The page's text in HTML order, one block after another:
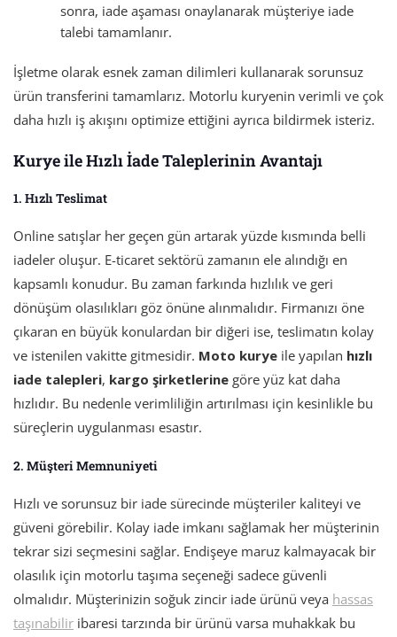
sonra, iade aşaması onaylanarak müşteriye iade
talebi tamamlanır.
İşletme olarak esnek zaman dilimleri kullanarak sorunsuz
ürün transferini tamamlarız. Motorlu kuryenin verimli ve çok
daha hızlı iş akışını optimize ettiğini ayrıca bildirmek isteriz.
Kurye ile Hızlı İade Taleplerinin Avantajı
1. Hızlı Teslimat
Online satışlar her geçen gün artarak yüzde kısmında belli
iadeler oluşur. E-ticaret sektörü zamanın ele alındığı en
kapsamlı konudur. Bu zaman farkında hızlılık ve geri
dönüşüm olasılıkları göz önüne alınmalıdır. Firmanızı öne
çıkaran en büyük konulardan bir diğeri ise, teslimatın kolay
ve istenilen vakitte gitmesidir. Moto kurye ile yapılan hızlı
iade talepleri, kargo şirketlerine göre yüz kat daha
hızlıdır. Bu nedenle verimliliğin artırılması için kesinlikle bu
süreçlerin uygulanması esastır.
2. Müşteri Memnuniyeti
Hızlı ve sorunsuz bir iade sürecinde müşteriler kaliteyi ve
güveni görebilir. Kolay iade imkanı sağlamak her müşterinin
tekrar sizi seçmesini sağlar. Endişeye maruz kalmayacak bir
olasılık için motorlu taşıma seçeneği sadece güvenli
olmalıdır. Müşterinizin soğuk zincir iade ürünü veya hassas
taşınabilir ibaresi tarzında bir ürünü varsa muhakkak bu